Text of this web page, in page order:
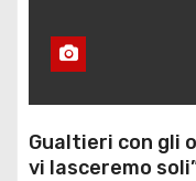
Gualtieri con gli
vi lasceremo